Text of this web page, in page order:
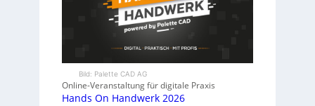
Bild: Palette CAD AG
Online-Veranstaltung für digitale Praxis
Hands On Handwerk 2026